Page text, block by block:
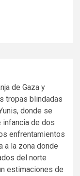
de Gaza y
tropas blindadas
donde se
infancia de dos
enfrentamientos
a la zona donde
del norte
estimaciones de